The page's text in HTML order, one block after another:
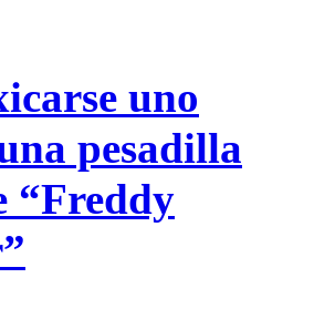
uno
pesadilla
“Freddy